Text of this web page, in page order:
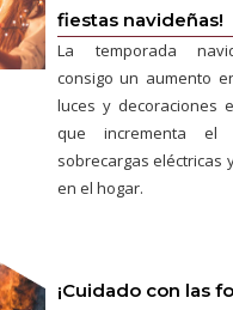
fiestas navideñas!
La temporada
consigo un aumento
luces y decoraciones
que incrementa el
sobrecargas eléctricas
en el hogar.
¡Cuidado con las